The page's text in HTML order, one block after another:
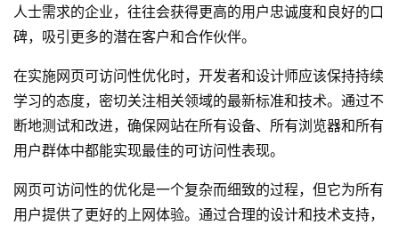
人士需求的企业，往往会获得更高的用户忠诚度和良好的口
碑，吸引更多的潜在客户和合作伙伴。
在实施网页可访问性优化时，开发者和设计师应该保持持续
学习的态度，密切关注相关领域的最新标准和技术。通过不
断地测试和改进，确保网站在所有设备、所有浏览器和所有
用户群体中都能实现最佳的可访问性表现。
网页可访问性的优化是一个复杂而细致的过程，但它为所有
用户提供了更好的上网体验。通过合理的设计和技术支持，